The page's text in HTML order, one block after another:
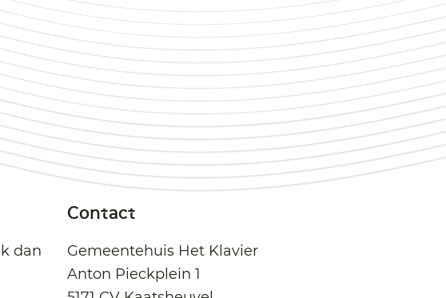
dan
Contact
Gemeentehuis Het Klavier
Anton Pieckplein 1